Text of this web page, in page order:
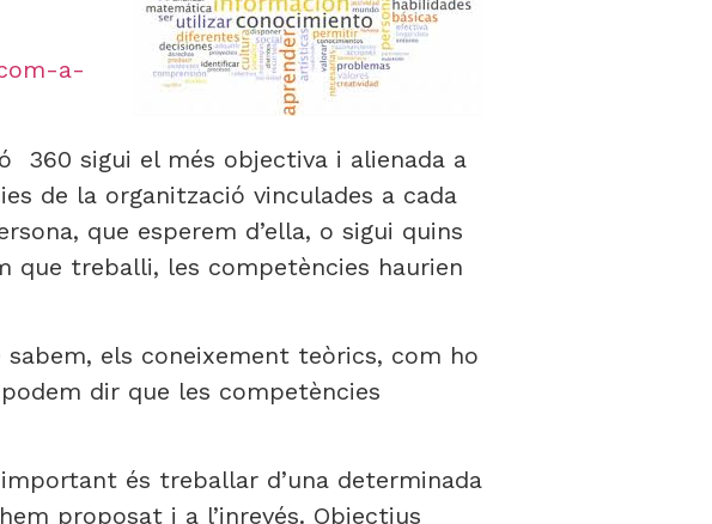
a-
360 sigui el més objectiva i alienada a
de la organització vinculades a cada
que esperem d’ella, o sigui quins
que treballi, les competències haurien
els coneixement teòrics, com ho
dir que les competències
és treballar d’una determinada
proposat i a l’inrevés. Objectius